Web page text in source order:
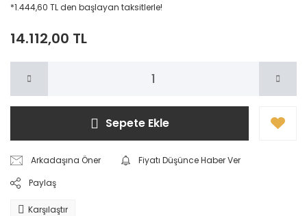
*1.444,60 TL den başlayan taksitlerle!
14.112,00 TL
Sepete Ekle
Arkadaşına Öner
Fiyatı Düşünce Haber Ver
Paylaş
Karşılaştır